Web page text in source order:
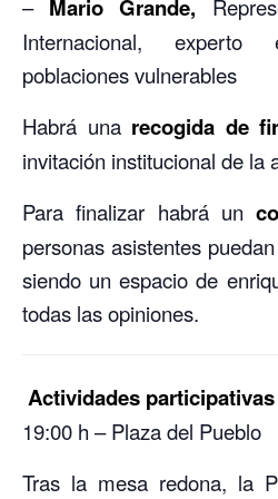
– Mario Grande,
Internacional,
poblaciones vulnerables
Habrá una recogida de
invitación institucional de la
Para finalizar habrá un
personas asistentes
siendo un espacio de
todas las opiniones.
Actividades
19:00 h – Plaza del Pueblo
Tras la mesa redona, la